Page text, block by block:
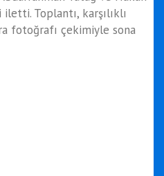
Toplantı, karşılıklı
fotoğrafı çekimiyle sona